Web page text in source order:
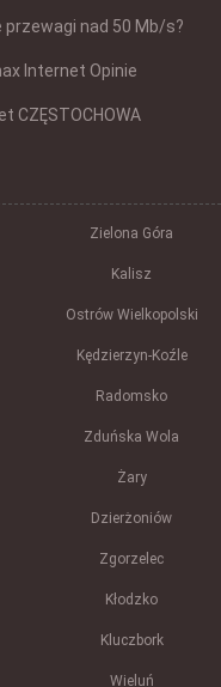
nad 50 Mb/s?
Internet Opinie
CZĘSTOCHOWA
Zielona Góra
Kalisz
Ostrów Wielkopolski
Kędzierzyn-Koźle
Radomsko
Zduńska Wola
Żary
Dzierżoniów
Zgorzelec
Kłodzko
Kluczbork
Wieluń